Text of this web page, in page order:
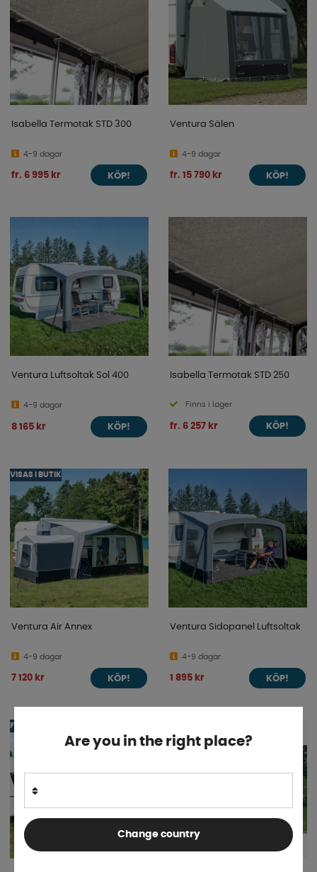
Isabella Termotak STD 300
4-9 dagar
fr. 6 995 kr KÖP!
Ventura Sälen
4-9 dagar
fr. 15 790 kr KÖP!
Ventura Luftsoltak Sol 400
4-9 dagar
8 165 kr KÖP!
Isabella Termotak STD 250
Finns i lager
fr. 6 257 kr KÖP!
VISAS I BUTIK
Ventura Air Annex
4-9 dagar
7 120 kr KÖP!
Ventura Sidopanel Luftsoltak
4-9 dagar
1 895 kr KÖP!
FRI FRAKT
Are you in the right place?
Change country